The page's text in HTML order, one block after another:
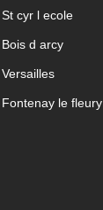
cyr l ecole
d arcy
le fleury